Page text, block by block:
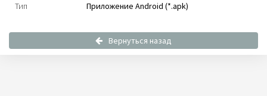
Тип Приложение Android (*.apk)
Вернуться назад